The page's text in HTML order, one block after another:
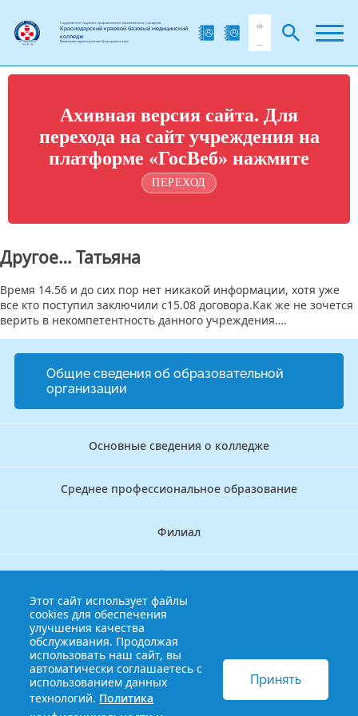
Государственное бюджетное профессиональное образовательное учреждение
Краснодарский краевой базовый медицинский
колледж
Министерства здравоохранения Краснодарского края
Ахивная версия сайта. Для
перехода на сайт учреждения на
платформе «ГосВеб» нажмите
ПЕРЕХОД
Другое… Татьяна
Время 14.56 и до сих пор нет никакой информации, хотя уже
все кто поступил заключили с15.08 договора.Как же не зочется
верить в некомпетентность данного учреждения….
Общие сведения об образовательной
организации
Основные сведения о колледже
Среднее профессиональное образование
Филиал
Дополнительное профессиональное образование
Аккредитационно — симуляционный центр
Бережливый колледж
Этот сайт использует файлы
cookies для обеспечения
улучшения качества
обслуживания. Продолжая
использовать наш сайт, вы
автоматически соглашаетесь с
использованием данных
технологий. Политика
Принять